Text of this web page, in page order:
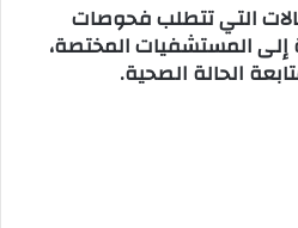
التي تتطلب فحوصات
إلى المستشفيات المختصة،
الحالة الصحية.